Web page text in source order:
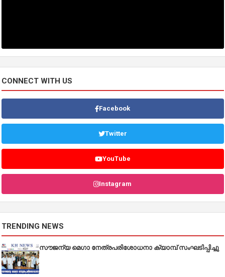
CONNECT WITH US
Facebook
Twitter
YouTube
Instagram
TRENDING NEWS
സൗജന്യ മെഗാ നേത്രപരിശോധനാ ക്യാമ്പ് സംഘടിപ്പിച്ചു